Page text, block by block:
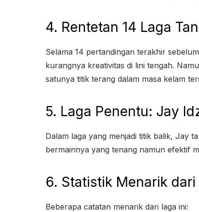
4. Rentetan 14 Laga
Selama 14 pertandingan terakhir
kurangnya kreativitas di lini tengah.
satunya titik terang dalam masa kelam
5. Laga Penentu: Jay
Dalam laga yang menjadi titik balik, Jay
bermainnya yang tenang namun efektif
6. Statistik Menarik
Beberapa catatan menarik dari laga ini: